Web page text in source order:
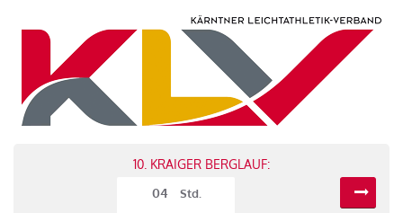
10. KRAIGER BERGLAUF:
04
Std.